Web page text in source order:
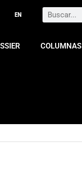
Search
COLUMNAS